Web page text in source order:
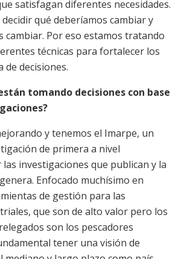
satisfagan diferentes necesidades.
decidir qué deberíamos cambiar y
cambiar. Por eso estamos tratando
técnicas para fortalecer los
de decisiones.
tomando decisiones con base
y tenemos el Imarpe, un
de primera a nivel
investigaciones que publican y la
Enfocado muchísimo en
de gestión para las
que son de alto valor pero los
son los pescadores
tener una visión de